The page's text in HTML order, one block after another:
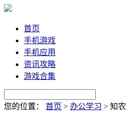
首页
手机游戏
手机应用
资讯攻略
游戏合集
您的位置： 首页 > 办公学习 > 知农